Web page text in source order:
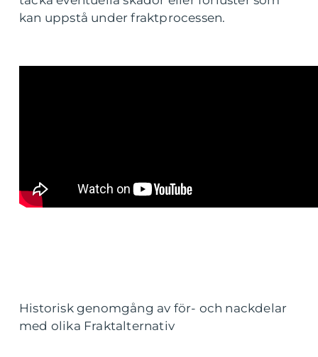
kan uppstå under fraktprocessen.
Historisk genomgång av för- och nackdelar
med olika Fraktalternativ